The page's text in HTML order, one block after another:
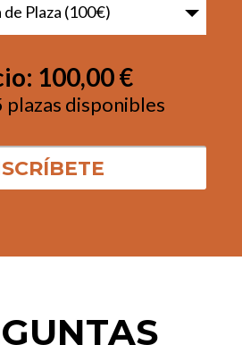
de Plaza (100€)
100,00 €
plazas disponibles